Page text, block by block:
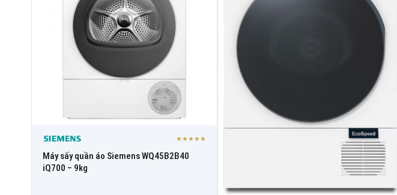
★★★★★
Máy sấy quần áo Siemens WQ45B2B40
iQ700 – 9kg